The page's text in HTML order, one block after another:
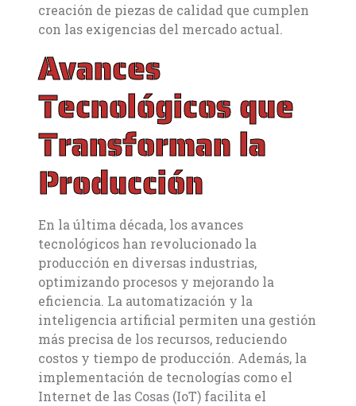
creación de piezas de calidad que cumplen
con las exigencias del mercado actual.
Avances
Tecnológicos que
Transforman la
Producción
En la última década, los avances
tecnológicos han revolucionado la
producción en diversas industrias,
optimizando procesos y mejorando la
eficiencia. La automatización y la
inteligencia artificial permiten una gestión
más precisa de los recursos, reduciendo
costos y tiempo de producción. Además, la
implementación de tecnologías como el
Internet de las Cosas (IoT) facilita el